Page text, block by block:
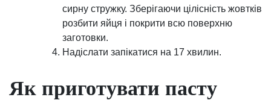
сирну стружку. Зберігаючи цілісність жовтків
розбити яйця і покрити всю поверхню
заготовки.
Надіслати запікатися на 17 хвилин.
Як приготувати пасту